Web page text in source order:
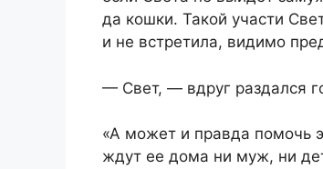
да кошки. Такой участи
и не встретила, видимо
— Свет, — вдруг раздался
«А может и правда помочь
ждут ее дома ни муж, ни